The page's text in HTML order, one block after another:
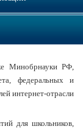
спикер Совета
Федерации В.И.
Минобрнауки РФ,
федеральных и
интернет-отрасли
для школьников,